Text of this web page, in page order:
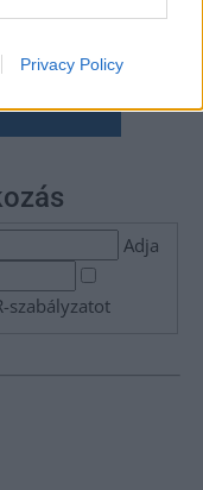
Privacy Policy
Adja
szabályzatot